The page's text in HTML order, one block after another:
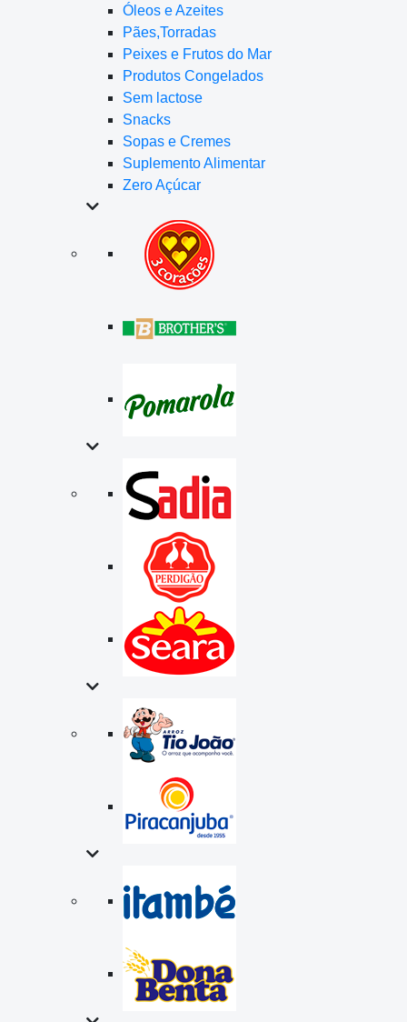
Óleos e Azeites
Pães,Torradas
Peixes e Frutos do Mar
Produtos Congelados
Sem lactose
Snacks
Sopas e Cremes
Suplemento Alimentar
Zero Açúcar